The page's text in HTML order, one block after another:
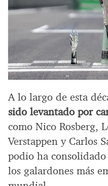
A lo largo de esta
sido levantado por
como Nico Rosberg,
Verstappen y Carlos
podio ha
los galardones más